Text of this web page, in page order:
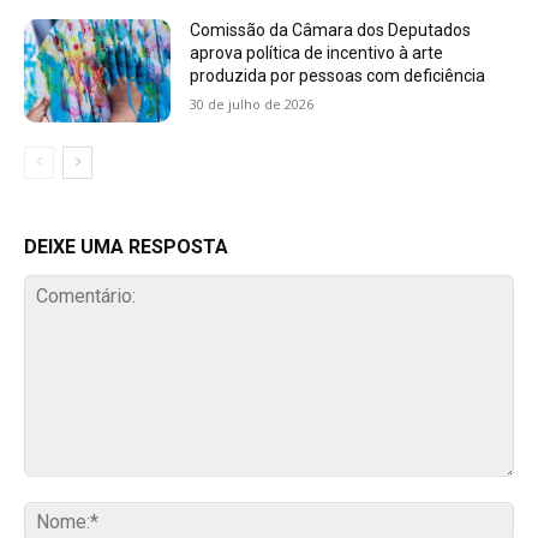
Comissão da Câmara dos Deputados
aprova política de incentivo à arte
produzida por pessoas com deficiência
30 de julho de 2026
DEIXE UMA RESPOSTA